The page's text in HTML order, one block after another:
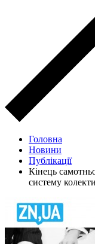
Головна
Новини
Публікації
Кінець
систему